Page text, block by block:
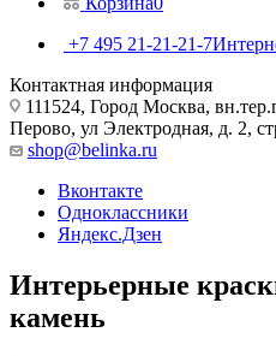
+7 495 21-21-21-7
Контактная информация
111524, Город Москва,
Перово, ул Электродная, д. 2,
shop@belinka.ru
Вконтакте
Одноклассники
Яндекс.Дзен
Интерьерные
камень